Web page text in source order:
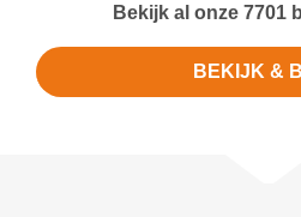
Bekijk al onze 7701
BEKIJK &